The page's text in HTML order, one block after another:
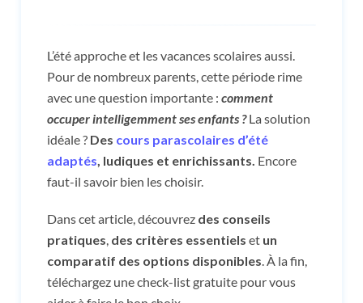
L’été approche et les vacances scolaires aussi.
Pour de nombreux parents, cette période rime
avec une question importante : comment
occuper intelligemment ses enfants ?La solution
idéale ? Des cours parascolaires d’été
adaptés, ludiques et enrichissants. Encore
faut-il savoir bien les choisir.
Dans cet article, découvrez des conseils
pratiques, des critères essentiels et un
comparatif des options disponibles. À la fin,
téléchargez une check-list gratuite pour vous